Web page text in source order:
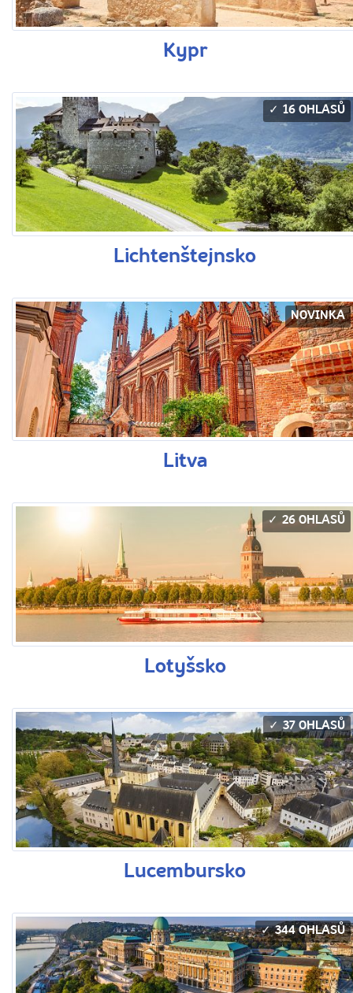
Kypr
16 OHLASŮ
Lichtenštejnsko
NOVINKA
Litva
26 OHLASŮ
Lotyšsko
37 OHLASŮ
Lucembursko
344 OHLASŮ